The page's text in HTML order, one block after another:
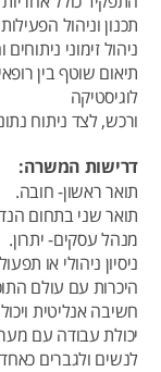
תכנון וניהול
ניהול זימוני
תיאום שוטף בין
לוגיסטיקה
ורכש, לצד ניתוח
דרישות המשרה:
תואר ראשון- חובה.
תואר שני בתחום
מנהל עסקים- יתרון.
ניסיון ניהולי או
היכרות עם עולם
חשיבה אנליטית
לנשים ולגברים